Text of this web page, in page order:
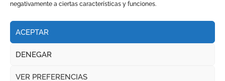
negativamente a ciertas características y funciones.
ACEPTAR
DENEGAR
VER PREFERENCIAS
Copyright © Todos los derechos reservados